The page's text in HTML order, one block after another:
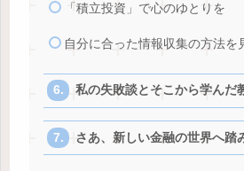
「積立投資」で心のゆとりを
自分に合った情報収集の方法を
私の失敗談とそこから学んだ
さあ、新しい金融の世界へ踏